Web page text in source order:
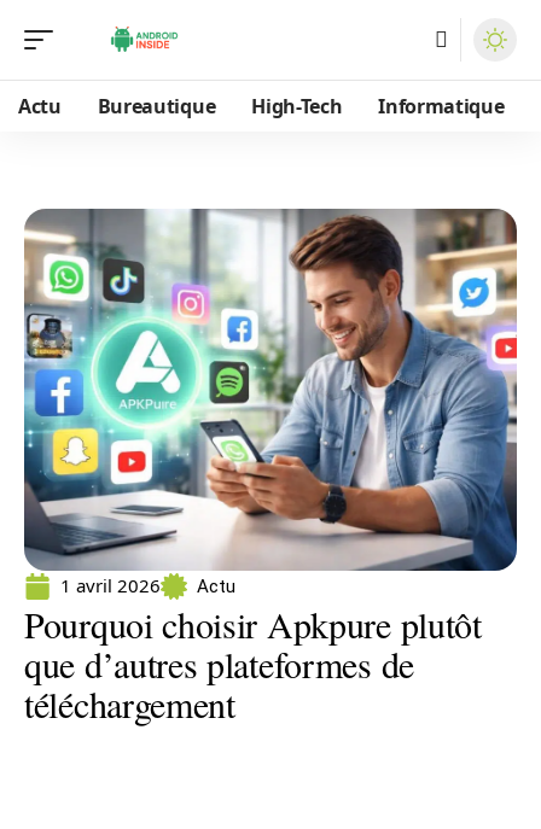
Actu Bureautique High-Tech Informatique
1 avril 2026 Actu
Pourquoi choisir Apkpure plutôt
que d’autres plateformes de
téléchargement